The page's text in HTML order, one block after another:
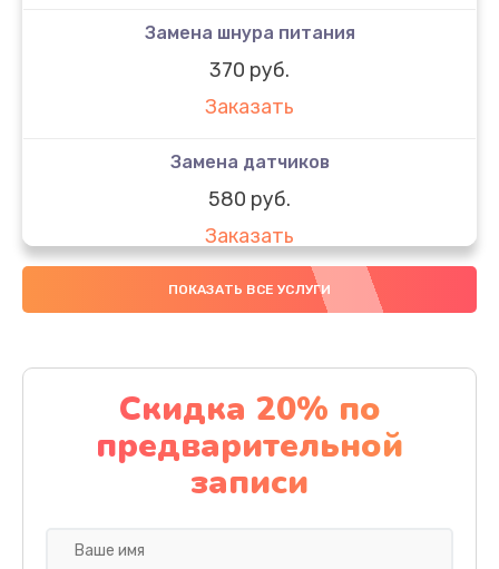
Замена шнура питания
370 руб.
Заказать
Замена датчиков
580 руб.
Заказать
Комплексная чистка
Заказать
Замена дисплея (экрана)
2000 руб.
Заказать
Ремонт платы электроники
ПОКАЗАТЬ ВСЕ УСЛУГИ
Скидка 20% по
предварительной
записи